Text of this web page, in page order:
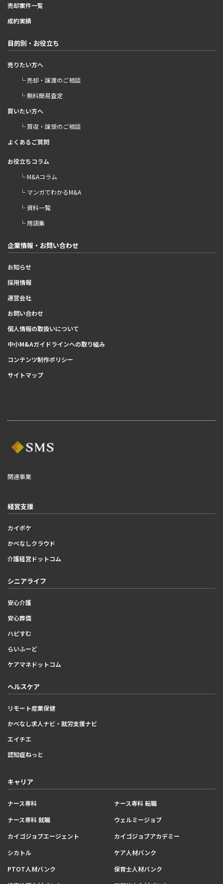
売却案件一覧
成約実績
目的別・お役立ち
売りたい方へ
└ 売却・譲渡のご相談
└ 無料簡易査定
買いたい方へ
└ 買収・譲受のご相談
よくあるご質問
お役立ちコラム
└ M&Aコラム
└ マンガでわかるM&A
└ 資料一覧
└ 用語集
企業情報・お問い合わせ
お知らせ
採用情報
運営会社
お問い合わせ
個人情報の取扱いについて
中小M&Aガイドラインへの取り組み
コンテンツ制作ポリシー
サイトマップ
関連事業
経営支援
カイポケ
かべなしクラウド
介護経営ドットコム
シニアライフ
安心介護
安心葬儀
ハピすむ
らいふーど
ケアマネドットコム
ヘルスケア
リモート産業保健
かべなし求人ナビ・就労支援ナビ
エイチエ
認知症ねっと
キャリア
ナース専科
ナース専科 転職
ナース専科 就職
ウェルミージョブ
カイゴジョブエージェント
カイゴジョブアカデミー
シカトル
ケア人材バンク
PTOT人材バンク
保育士人材バンク